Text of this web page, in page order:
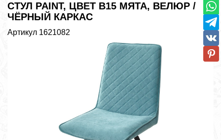
СТУЛ PAINT, ЦВЕТ B15 МЯТА, ВЕЛЮР /
ЧЁРНЫЙ КАРКАС
Артикул 1621082